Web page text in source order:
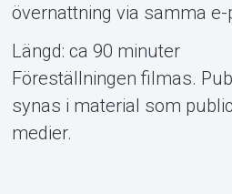
övernattning via samma
Längd: ca 90 minuter
Föreställningen filmas.
synas i material som
medier.